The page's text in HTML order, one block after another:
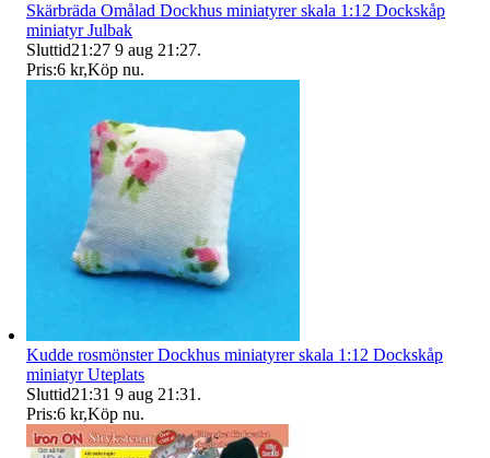
Skärbräda Omålad Dockhus miniatyrer skala 1:12 Dockskåp
miniatyr Julbak
Sluttid21:27 9 aug 21:27.
Pris:6 kr,Köp nu.
Kudde rosmönster Dockhus miniatyrer skala 1:12 Dockskåp
miniatyr Uteplats
Sluttid21:31 9 aug 21:31 .
Pris:6 kr,Köp nu.